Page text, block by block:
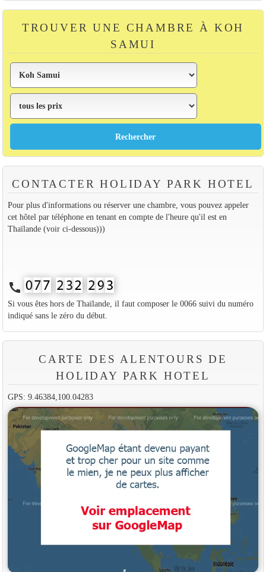
TROUVER UNE CHAMBRE À KOH
SAMUI
CONTACTER HOLIDAY PARK HOTEL
Pour plus d'informations ou réserver une chambre, vous pouvez appeler
cet hôtel par téléphone en tenant en compte de l'heure qu'il est en
Thaïlande (voir ci-dessous)))
call
Si vous êtes hors de Thaïlande, il faut composer le 0066 suivi du numéro
indiqué sans le zéro du début.
CARTE DES ALENTOURS DE
HOLIDAY PARK HOTEL
GPS: 9.46384,100.04283